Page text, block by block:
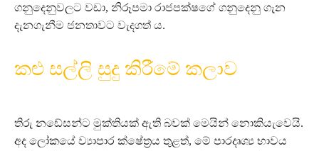
ගනුදෙනුවලට වඩා, නිරූපමා රාජපක්ෂගේ ගනුදෙනු ගැන
දැනගැනීම ජනතාවට වැදගත් ය.
කළු සල්ලි සුදු කිරීමේ කලාව
තිරු නඩේසන්ට මුක්තියක් ඇති බවක් මෙයින් නොකියැවෙයි.
අද ලෝකයේ ව්‍යාපාර ක්ෂේත්‍රය තුළත්, මේ පාරදෘශ්‍ය භාවය